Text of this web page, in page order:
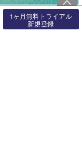
1ヶ月無料トライアル
新規登録